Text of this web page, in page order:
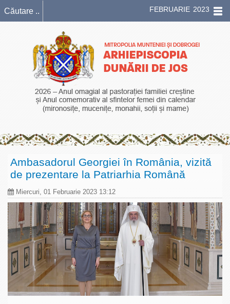
FEBRUARIE 2023
Ambasadorul Georgiei în România, vizită
de prezentare la Patriarhia Română
Miercuri, 01 Februarie 2023 13:12